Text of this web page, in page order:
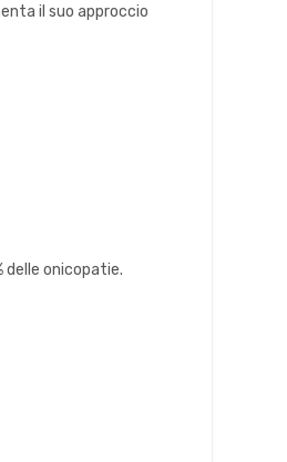
il suo approccio
delle onicopatie.